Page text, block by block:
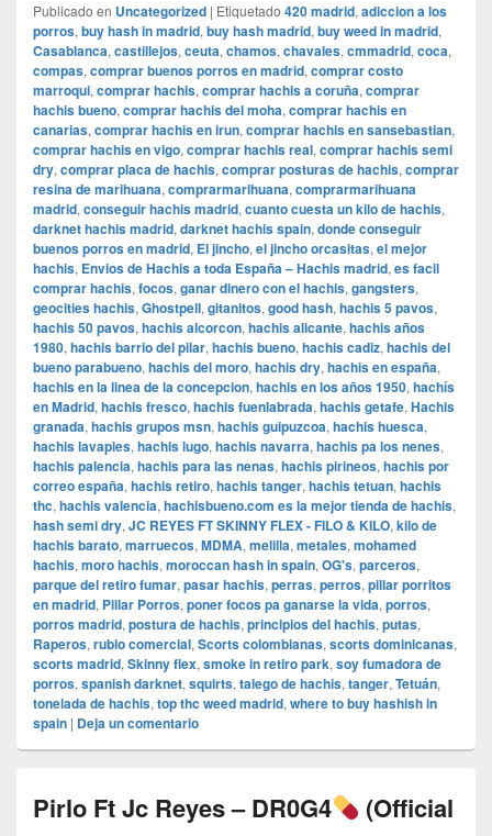
Publicado en Uncategorized | Etiquetado 420 madrid, adiccion a los
porros, buy hash in madrid, buy hash madrid, buy weed in madrid,
Casablanca, castillejos, ceuta, chamos, chavales, cmmadrid, coca,
compas, comprar buenos porros en madrid, comprar costo
marroqui, comprar hachis, comprar hachis a coruña, comprar
hachis bueno, comprar hachis del moha, comprar hachis en
canarias, comprar hachis en irun, comprar hachis en sansebastian,
comprar hachis en vigo, comprar hachis real, comprar hachis semi
dry, comprar placa de hachis, comprar posturas de hachis, comprar
resina de marihuana, comprarmarihuana, comprarmarihuana
madrid, conseguir hachis madrid, cuanto cuesta un kilo de hachis,
darknet hachis madrid, darknet hachis spain, donde conseguir
buenos porros en madrid, El jincho, el jincho orcasitas, el mejor
hachis, Envios de Hachis a toda España – Hachis madrid, es facil
comprar hachis, focos, ganar dinero con el hachis, gangsters,
geocities hachis, Ghostpell, gitanitos, good hash, hachis 5 pavos,
hachis 50 pavos, hachis alcorcon, hachis alicante, hachis años
1980, hachis barrio del pilar, hachis bueno, hachis cadiz, hachis del
bueno parabueno, hachis del moro, hachis dry, hachis en españa,
hachis en la linea de la concepcion, hachis en los años 1950, hachís
en Madrid, hachis fresco, hachis fuenlabrada, hachis getafe, Hachis
granada, hachis grupos msn, hachis guipuzcoa, hachis huesca,
hachis lavapies, hachis lugo, hachis navarra, hachis pa los nenes,
hachis palencia, hachis para las nenas, hachis pirineos, hachis por
correo españa, hachis retiro, hachis tanger, hachis tetuan, hachis
thc, hachis valencia, hachisbueno.com es la mejor tienda de hachis,
hash semi dry, JC REYES FT SKINNY FLEX - FILO & KILO, kilo de
hachis barato, marruecos, MDMA, melilla, metales, mohamed
hachis, moro hachis, moroccan hash in spain, OG's, parceros,
parque del retiro fumar, pasar hachis, perras, perros, pillar porritos
en madrid, Pillar Porros, poner focos pa ganarse la vida, porros,
porros madrid, postura de hachis, principios del hachis, putas,
Raperos, rubio comercial, Scorts colombianas, scorts dominicanas,
scorts madrid, Skinny flex, smoke in retiro park, soy fumadora de
porros, spanish darknet, squirts, talego de hachis, tanger, Tetuán,
tonelada de hachis, top thc weed madrid, where to buy hashish in
spain | Deja un comentario
Pirlo Ft Jc Reyes – DR0G4
(Official